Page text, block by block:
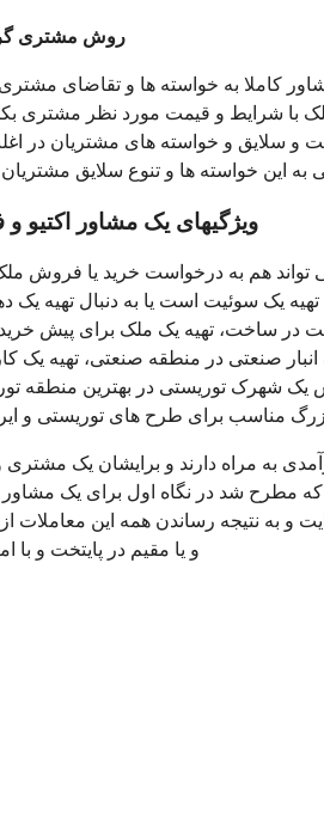
روش مشتری
کاملا به خواسته ها و تقاضای
با شرایط و قیمت مورد نظر مشتری
و سلایق و خواسته های مشتریان در
به این خواسته ها و تنوع سلایق
ویژگیهای یک مشاور اکتیو
هم به درخواست خرید یا فروش
یک سوئیت است یا به دنبال تهیه یک
در ساخت، تهیه یک ملک برای پیش
صنعتی در منطقه صنعتی، تهیه یک
یک شهرک توریستی در بهترین منطقه
مناسب برای طرح های توریستی و
به مراه دارند و برایشان یک مشتری
که مطرح شد در نگاه اول برای یک
و به نتیجه رساندن همه این معاملات
و یا مقیم در پایتخت و با